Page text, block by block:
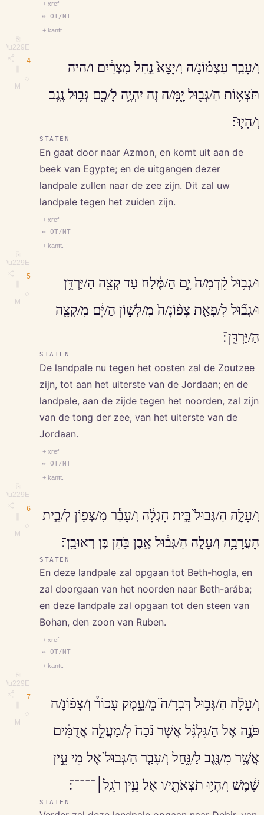
⎘
\u229E
M
+ xref
↔ OT/NT
+ kantt.
4
⎘
\u229E
M
וְ/עָבַ֣ר עַצְמ֗וֹנָ/ה וְ/יָצָא֙ נַ֣חַל מִצְרַ֔יִם ו/היה
תֹּצְא֥וֹת הַ/גְּב֖וּל יָ֑מָּ/ה זֶה יִהְיֶ֥ה לָ/כֶ֖ם גְּב֥וּל נֶֽגֶב
וְ/הָי֛וּ־׃
STATEN
En gaat door naar Azmon, en komt uit aan de
beek van Egypte; en de uitgangen dezer
landpale zullen naar de zee zijn. Dit zal uw
landpale tegen het zuiden zijn.
+ xref
↔ OT/NT
+ kantt.
5
⎘
\u229E
M
וּ/גְב֥וּל קֵ֨דְמָ/ה֙ יָ֣ם הַ/מֶּ֔לַח עַד קְצֵ֖ה הַ/יַּרְדֵּ֑ן
וּ/גְב֞וּל לִ/פְאַ֤ת צָפ֨וֹנָ/ה֙ מִ/לְּשׁ֣וֹן הַ/יָּ֔ם מִ/קְצֵ֖ה
הַ/יַּרְדֵּֽן־׃
STATEN
De landpale nu tegen het oosten zal de Zoutzee
zijn, tot aan het uiterste van de Jordaan; en de
landpale, aan de zijde tegen het noorden, zal zijn
van de tong der zee, van het uiterste van de
Jordaan.
+ xref
↔ OT/NT
+ kantt.
6
⎘
\u229E
M
וְ/עָלָ֤ה הַ/גְּבוּל֙ בֵּ֣ית חָגְלָ֔ה וְ/עָבַ֕ר מִ/צְּפ֖וֹן לְ/בֵ֣ית
הָעֲרָבָ֑ה וְ/עָלָ֣ה הַ/גְּב֔וּל אֶ֥בֶן בֹּ֖הַן בֶּן רְאוּבֵֽן־׃
STATEN
En deze landpale zal opgaan tot Beth-hogla, en
zal doorgaan van het noorden naar Beth-arába;
en deze landpale zal opgaan tot den steen van
Bohan, den zoon van Ruben.
+ xref
↔ OT/NT
+ kantt.
7
וְ/עָלָ֨ה הַ/גְּב֥וּל דְּבִרָ/ה֮ מֵ/עֵ֣מֶק עָכוֹר֒ וְ/צָפ֜וֹנָ/ה
פֹּנֶ֣ה אֶל הַ/גִּלְגָּ֗ל אֲשֶׁר נֹ֨כַח֙ לְ/מַעֲלֵ֣ה אֲדֻמִּ֔ים
אֲשֶׁ֥ר מִ/נֶּ֖גֶב לַ/נָּ֑חַל וְ/עָבַ֤ר הַ/גְּבוּל֙ אֶל מֵי עֵ֣ין
שֶׁ֔מֶשׁ וְ/הָי֥וּ תֹצְאֹתָ֖י/ו אֶל עֵ֥ין רֹגֵֽל׀־־־־־׃
STATEN